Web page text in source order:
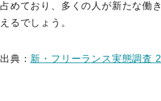
占めており、多くの人が新たな働
えるでしょう。
出典： 新・フリーランス実態調査